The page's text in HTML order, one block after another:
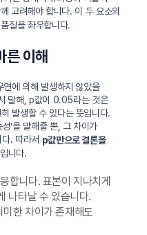
고려해야 합니다. 이 두 요소의
질을 좌우합니다.
른 이해
연에 의해 발생하지 않았을
말해, p값이 0.05라는 것은
발생할 수 있다는 뜻입니다.
’을 말해줄 뿐, 그 차이가
. 따라서 p값만으로 결론을
입니다.
합니다. 표본이 지나치게
나타날 수 있습니다.
한 차이가 존재해도